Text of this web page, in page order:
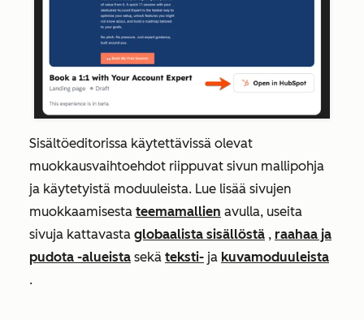
Sisältöeditorissa käytettävissä olevat
muokkausvaihtoehdot riippuvat sivun mallipohja
ja käytetyistä moduuleista. Lue lisää sivujen
muokkaamisesta teemamallien avulla, useita
sivuja kattavasta globaalista sisällöstä , raahaa ja
pudota -alueista sekä teksti- ja kuvamoduuleista
.